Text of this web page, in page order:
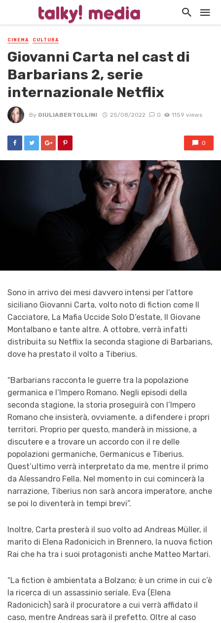
CINEMA CULTURA
Giovanni Carta nel cast di
Barbarians 2, serie
internazionale Netflix
By GIULIABERTOLLINI 25/08/2022 0 1159 views
0
Sono in arrivo dei mesi davvero intensi per l’attore
siciliano Giovanni Carta, volto noto di fiction come Il
Cacciatore, La Mafia Uccide Solo D’estate, Il Giovane
Montalbano e tante altre. A ottobre, verrà infatti
distribuita su Netflix la seconda stagione di Barbarians,
dove ha prestato il volto a Tiberius.
“Barbarians racconta le guerre tra la popolazione
germanica e l’Impero Romano. Negli episodi della
seconda stagione, la storia proseguirà con l’Impero
Romano che insisterà, ovviamente, a difendere i propri
territori. Proprio per questo, manderà in missione, a
discutere e a trovare un accordo con il re delle
popolazioni germaniche, Germanicus e Tiberius.
Quest’ultimo verrà interpretato da me, mentre il primo
da Alessandro Fella. Nel momento in cui comincerà la
narrazione, Tiberius non sarà ancora imperatore, anche
se poi lo diventerà in tempi brevi”.
Inoltre, Carta presterà il suo volto ad Andreas Müller, il
marito di Elena Radonicich in Brennero, la nuova fiction
Rai che ha tra i suoi protagonisti anche Matteo Martari.
“La fiction è ambientata a Bolzano; è un crime in cui c’è
la ricerca di un assassinio seriale. Eva (Elena
Radonicich) sarà il procuratore a cui verrà affidato il
caso, mentre Andreas sarà il prefetto. Oltre al caso